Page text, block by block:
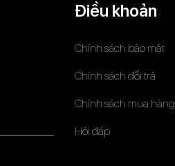
Điều khoản
Chính sách bảo mật
Chính sách đổi trả
Chính sách mua hàng
Hỏi đáp